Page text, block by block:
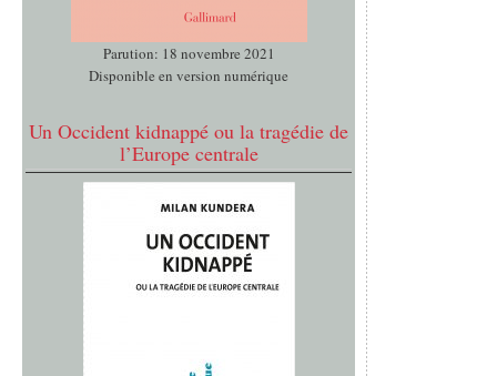
Parution: 18 novembre 2021
Disponible en version numérique
Un Occident kidnappé ou la tragédie de
l’Europe centrale